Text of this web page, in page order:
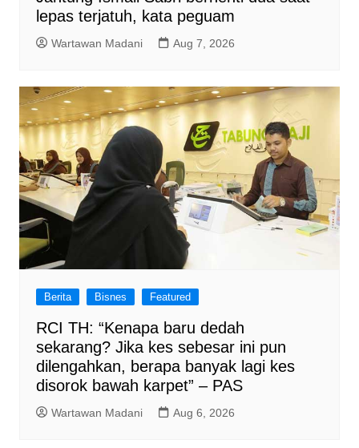
lepas terjatuh, kata peguam
Wartawan Madani Aug 7, 2026
Berita Bisnes Featured
RCI TH: “Kenapa baru dedah
sekarang? Jika kes sebesar ini pun
dilengahkan, berapa banyak lagi kes
disorok bawah karpet” – PAS
Wartawan Madani Aug 6, 2026